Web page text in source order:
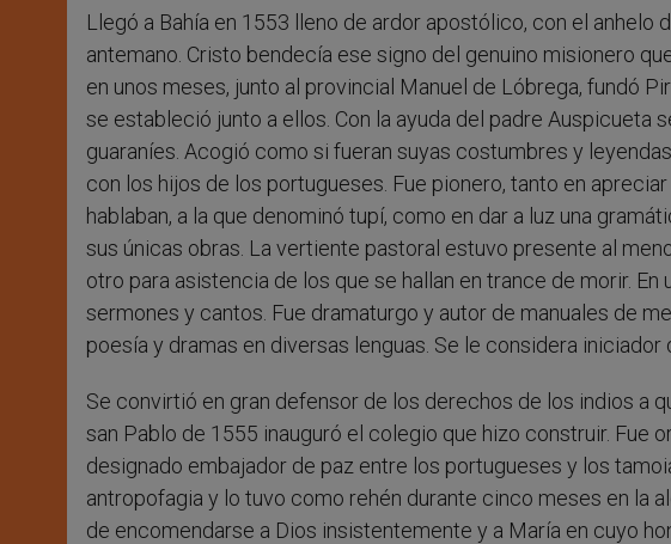
Llegó a Bahía en 1553 lleno de ardor apostólico, con el anhelo
antemano. Cristo bendecía ese signo del genuino misionero
en unos meses, junto al provincial Manuel de Lóbrega, fundó
se estableció junto a ellos. Con la ayuda del padre Auspicueta
guaraníes. Acogió como si fueran suyas costumbres y
con los hijos de los portugueses. Fue pionero, tanto en
hablaban, a la que denominó tupí, como en dar a luz una
sus únicas obras. La vertiente pastoral estuvo presente al
otro para asistencia de los que se hallan en trance de morir.
sermones y cantos. Fue dramaturgo y autor de manuales de
poesía y dramas en diversas lenguas. Se le considera iniciador
Se convirtió en gran defensor de los derechos de los indios a
san Pablo de 1555 inauguró el colegio que hizo construir. Fue
designado embajador de paz entre los portugueses y los
antropofagia y lo tuvo como rehén durante cinco meses en la
de encomendarse a Dios insistentemente y a María en cuyo